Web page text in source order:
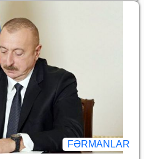
Azərbaycan
dəyişiklik edilməsi barədə"
2026-cı il 30 iyun tarixli 431-
və bununla əlaqədar
bəzi
haqqında
FƏRMANLAR